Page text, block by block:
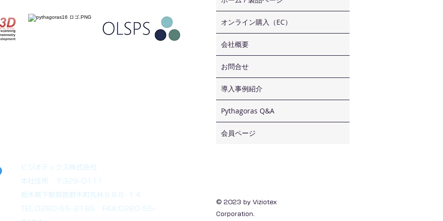
のお知らせ
ビジオテックス株式会社
本社住所 〒329-0111
栃木県下都賀郡野木町丸林５６８-１４
TEL:0280-55-2185 FAX:0280-55-
オンライン購入（EC）
会社概要
お問合せ
導入事例紹介
Pythagoras Q&A
会員ページ
© 2023 by Viziotex
Corporation.